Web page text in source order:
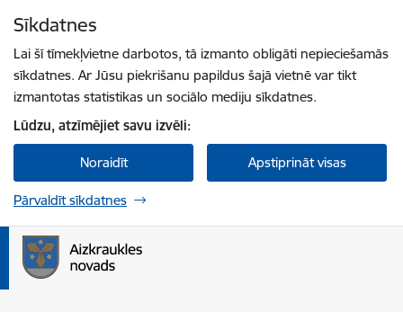
Sīkdatnes
Lai šī tīmekļvietne darbotos, tā izmanto obligāti nepieciešamās
sīkdatnes. Ar Jūsu piekrišanu papildus šajā vietnē var tikt
izmantotas statistikas un sociālo mediju sīkdatnes.
Lūdzu, atzīmējiet savu izvēli:
Noraidīt Apstiprināt visas
Pārvaldīt sīkdatnes